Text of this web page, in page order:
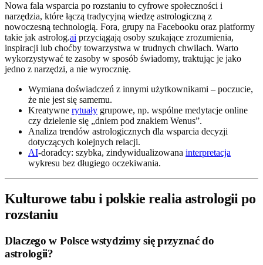
Nowa fala wsparcia po rozstaniu to cyfrowe społeczności i
narzędzia, które łączą tradycyjną wiedzę astrologiczną z
nowoczesną technologią. Fora, grupy na Facebooku oraz platformy
takie jak astrolog.ai przyciągają osoby szukające zrozumienia,
inspiracji lub choćby towarzystwa w trudnych chwilach. Warto
wykorzystywać te zasoby w sposób świadomy, traktując je jako
jedno z narzędzi, a nie wyrocznię.
Wymiana doświadczeń z innymi użytkownikami – poczucie,
że nie jest się samemu.
Kreatywne rytuały grupowe, np. wspólne medytacje online
czy dzielenie się „dniem pod znakiem Wenus”.
Analiza trendów astrologicznych dla wsparcia decyzji
dotyczących kolejnych relacji.
AI-doradcy: szybka, zindywidualizowana interpretacja
wykresu bez długiego oczekiwania.
Kulturowe tabu i polskie realia astrologii po
rozstaniu
Dlaczego w Polsce wstydzimy się przyznać do
astrologii?